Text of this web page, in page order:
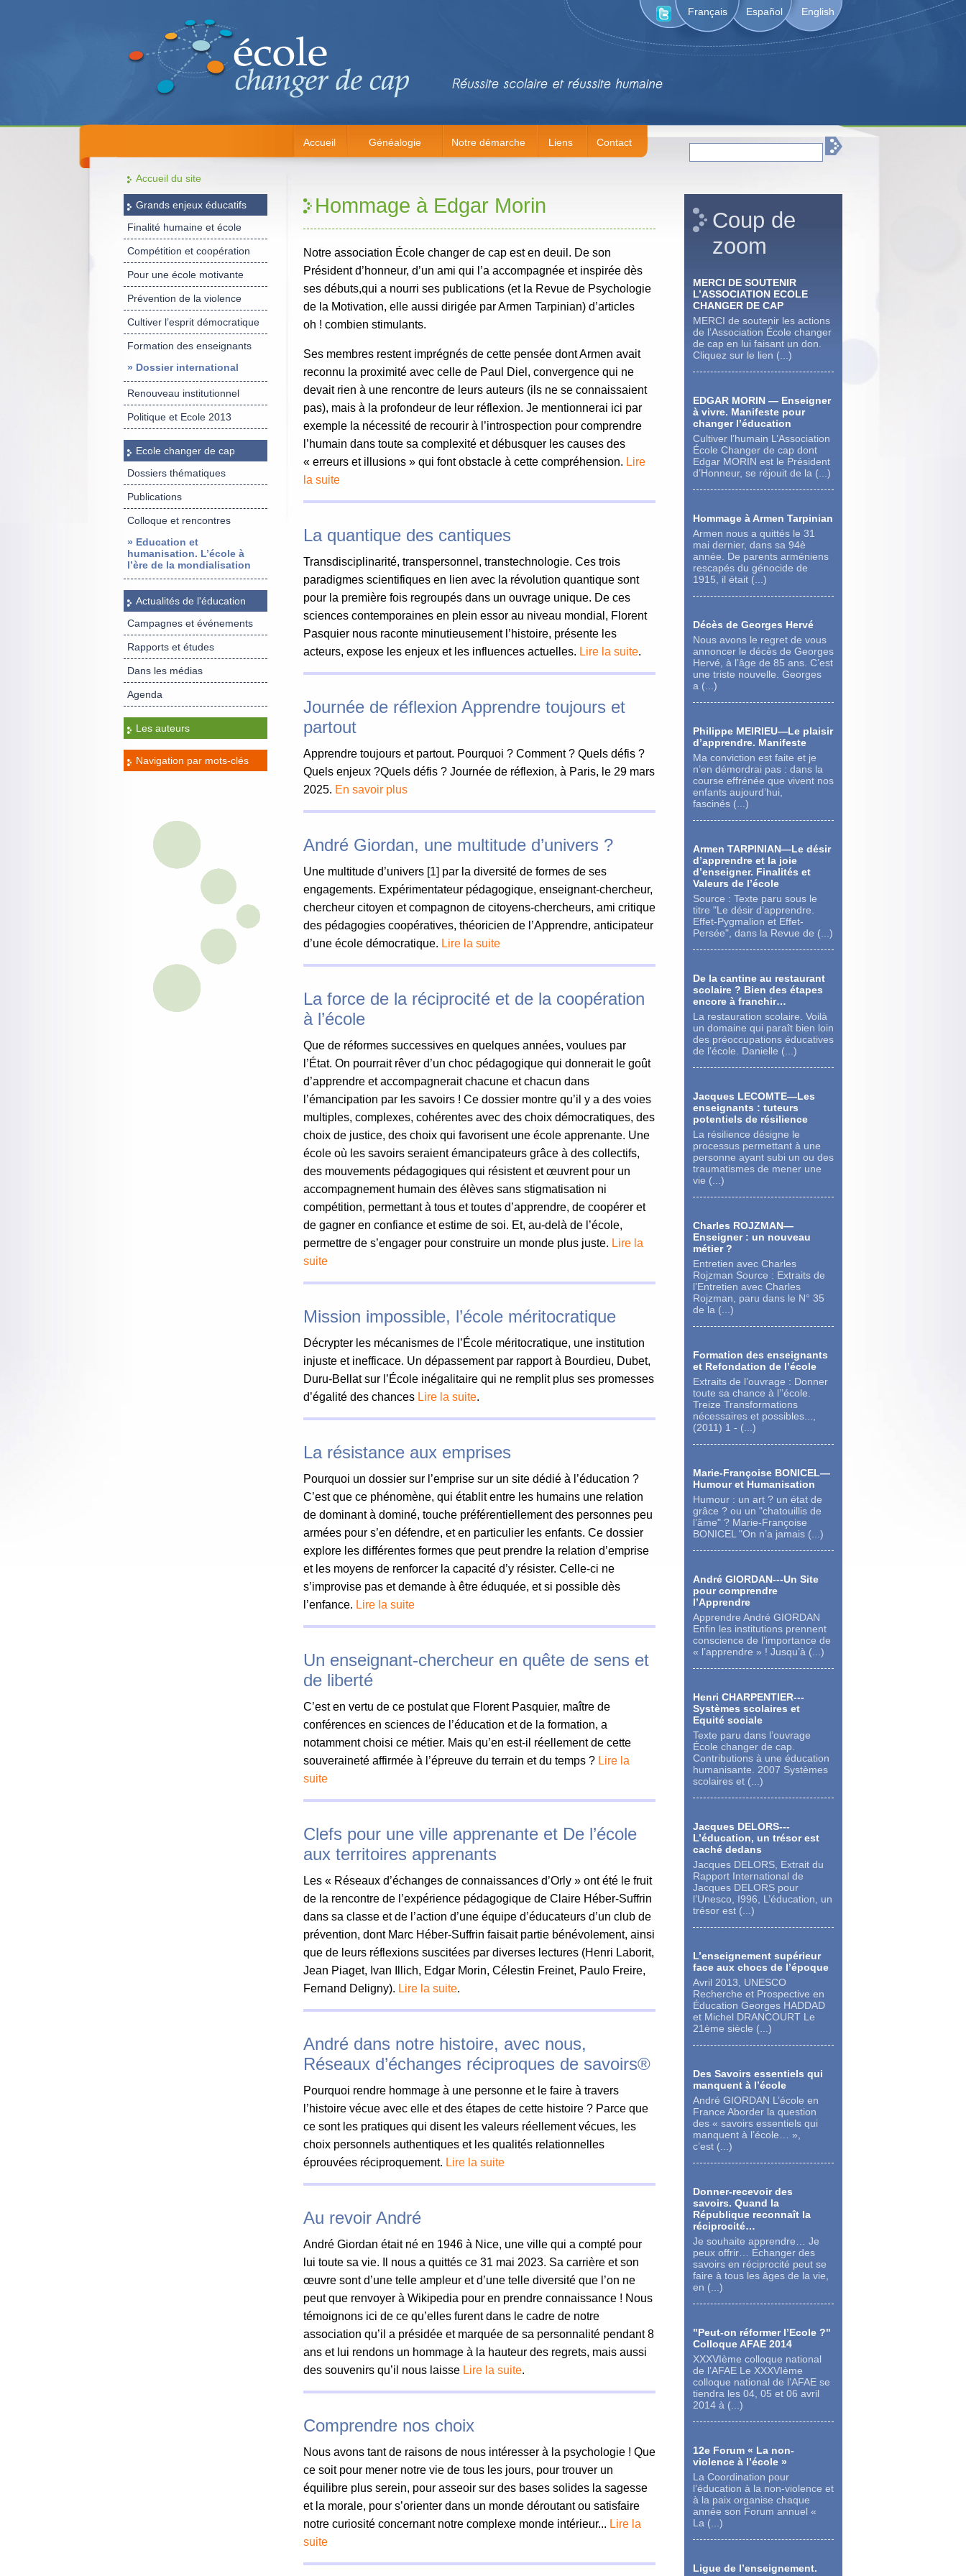
Français Español English
Accueil Généalogie Notre démarche Liens Contact
Accueil du site
Grands enjeux éducatifs
Finalité humaine et école
Compétition et coopération
Pour une école motivante
Prévention de la violence
Cultiver l’esprit démocratique
Formation des enseignants
» Dossier international
Renouveau institutionnel
Politique et Ecole 2013
Ecole changer de cap
Dossiers thématiques
Publications
Colloque et rencontres
» Education et
humanisation. L’école à
l’ère de la mondialisation
Actualités de l'éducation
Campagnes et événements
Rapports et études
Dans les médias
Agenda
Les auteurs
Navigation par mots-clés
Hommage à Edgar Morin
Notre association École changer de cap est en deuil. De son
Président d’honneur, d’un ami qui l’a accompagnée et inspirée dès
ses débuts,qui a nourri ses publications (et la Revue de Psychologie
de la Motivation, elle aussi dirigée par Armen Tarpinian) d’articles
oh ! combien stimulants.
Ses membres restent imprégnés de cette pensée dont Armen avait
reconnu la proximité avec celle de Paul Diel, convergence qui ne
devait rien à une rencontre de leurs auteurs (ils ne se connaissaient
pas), mais à la profondeur de leur réflexion. Je mentionnerai ici par
exemple la nécessité de recourir à l’introspection pour comprendre
l’humain dans toute sa complexité et débusquer les causes des
« erreurs et illusions » qui font obstacle à cette compréhension. Lire
la suite
La quantique des cantiques
Transdisciplinarité, transpersonnel, transtechnologie. Ces trois
paradigmes scientifiques en lien avec la révolution quantique sont
pour la première fois regroupés dans un ouvrage unique. De ces
sciences contemporaines en plein essor au niveau mondial, Florent
Pasquier nous raconte minutieusement l’histoire, présente les
acteurs, expose les enjeux et les influences actuelles. Lire la suite.
Journée de réflexion Apprendre toujours et
partout
Apprendre toujours et partout. Pourquoi ? Comment ? Quels défis ?
Quels enjeux ?Quels défis ? Journée de réflexion, à Paris, le 29 mars
2025. En savoir plus
André Giordan, une multitude d’univers ?
Une multitude d’univers [1] par la diversité de formes de ses
engagements. Expérimentateur pédagogique, enseignant-chercheur,
chercheur citoyen et compagnon de citoyens-chercheurs, ami critique
des pédagogies coopératives, théoricien de l’Apprendre, anticipateur
d’une école démocratique. Lire la suite
La force de la réciprocité et de la coopération
à l’école
Que de réformes successives en quelques années, voulues par
l’État. On pourrait rêver d’un choc pédagogique qui donnerait le goût
d’apprendre et accompagnerait chacune et chacun dans
l’émancipation par les savoirs ! Ce dossier montre qu’il y a des voies
multiples, complexes, cohérentes avec des choix démocratiques, des
choix de justice, des choix qui favorisent une école apprenante. Une
école où les savoirs seraient émancipateurs grâce à des collectifs,
des mouvements pédagogiques qui résistent et œuvrent pour un
accompagnement humain des élèves sans stigmatisation ni
compétition, permettant à tous et toutes d’apprendre, de coopérer et
de gagner en confiance et estime de soi. Et, au-delà de l’école,
permettre de s’engager pour construire un monde plus juste. Lire la
suite
Mission impossible, l’école méritocratique
Décrypter les mécanismes de l’École méritocratique, une institution
injuste et inefficace. Un dépassement par rapport à Bourdieu, Dubet,
Duru-Bellat sur l’École inégalitaire qui ne remplit plus ses promesses
d’égalité des chances Lire la suite.
La résistance aux emprises
Pourquoi un dossier sur l’emprise sur un site dédié à l’éducation ?
C’est que ce phénomène, qui établit entre les humains une relation
de dominant à dominé, touche préférentiellement des personnes peu
armées pour s’en défendre, et en particulier les enfants. Ce dossier
explore les différentes formes que peut prendre la relation d’emprise
et les moyens de renforcer la capacité d’y résister. Celle-ci ne
s’improvise pas et demande à être éduquée, et si possible dès
l’enfance. Lire la suite
Un enseignant-chercheur en quête de sens et
de liberté
C’est en vertu de ce postulat que Florent Pasquier, maître de
conférences en sciences de l’éducation et de la formation, a
notamment choisi ce métier. Mais qu’en est-il réellement de cette
souveraineté affirmée à l’épreuve du terrain et du temps ? Lire la
suite
Clefs pour une ville apprenante et De l’école
aux territoires apprenants
Les « Réseaux d’échanges de connaissances d’Orly » ont été le fruit
de la rencontre de l’expérience pédagogique de Claire Héber-Suffrin
dans sa classe et de l’action d’une équipe d’éducateurs d’un club de
prévention, dont Marc Héber-Suffrin faisait partie bénévolement, ainsi
que de leurs réflexions suscitées par diverses lectures (Henri Laborit,
Jean Piaget, Ivan Illich, Edgar Morin, Célestin Freinet, Paulo Freire,
Fernand Deligny). Lire la suite.
André dans notre histoire, avec nous,
Réseaux d’échanges réciproques de savoirs®
Pourquoi rendre hommage à une personne et le faire à travers
l’histoire vécue avec elle et des étapes de cette histoire ? Parce que
ce sont les pratiques qui disent les valeurs réellement vécues, les
choix personnels authentiques et les qualités relationnelles
éprouvées réciproquement. Lire la suite
Au revoir André
André Giordan était né en 1946 à Nice, une ville qui a compté pour
lui toute sa vie. Il nous a quittés ce 31 mai 2023. Sa carrière et son
œuvre sont d’une telle ampleur et d’une telle diversité que l’on ne
peut que renvoyer à Wikipedia pour en prendre connaissance ! Nous
témoignons ici de ce qu’elles furent dans le cadre de notre
association qu’il a présidée et marquée de sa personnalité pendant 8
ans et lui rendons un hommage à la hauteur des regrets, mais aussi
des souvenirs qu’il nous laisse Lire la suite.
Comprendre nos choix
Nous avons tant de raisons de nous intéresser à la psychologie ! Que
ce soit pour mener notre vie de tous les jours, pour trouver un
équilibre plus serein, pour asseoir sur des bases solides la sagesse
et la morale, pour s’orienter dans un monde déroutant ou satisfaire
notre curiosité concernant notre complexe monde intérieur... Lire la
suite
Coup de
zoom
MERCI DE SOUTENIR
L’ASSOCIATION ECOLE
CHANGER DE CAP
MERCI de soutenir les actions
de l’Association École changer
de cap en lui faisant un don.
Cliquez sur le lien (...)
EDGAR MORIN — Enseigner
à vivre. Manifeste pour
changer l’éducation
Cultiver l’humain L’Association
École Changer de cap dont
Edgar MORIN est le Président
d’Honneur, se réjouit de la (...)
Hommage à Armen Tarpinian
Armen nous a quittés le 31
mai dernier, dans sa 94è
année. De parents arméniens
rescapés du génocide de
1915, il était (...)
Décès de Georges Hervé
Nous avons le regret de vous
annoncer le décès de Georges
Hervé, à l’âge de 85 ans. C’est
une triste nouvelle. Georges
a (...)
Philippe MEIRIEU—Le plaisir
d’apprendre. Manifeste
Ma conviction est faite et je
n’en démordrai pas : dans la
course effrénée que vivent nos
enfants aujourd’hui,
fascinés (...)
Armen TARPINIAN—Le désir
d’apprendre et la joie
d’enseigner. Finalités et
Valeurs de l’école
Source : Texte paru sous le
titre "Le désir d’apprendre.
Effet-Pygmalion et Effet-
Persée", dans la Revue de (...)
De la cantine au restaurant
scolaire ? Bien des étapes
encore à franchir…
La restauration scolaire. Voilà
un domaine qui paraît bien loin
des préoccupations éducatives
de l’école. Danielle (...)
Jacques LECOMTE—Les
enseignants : tuteurs
potentiels de résilience
La résilience désigne le
processus permettant à une
personne ayant subi un ou des
traumatismes de mener une
vie (...)
Charles ROJZMAN—
Enseigner : un nouveau
métier ?
Entretien avec Charles
Rojzman Source : Extraits de
l’Entretien avec Charles
Rojzman, paru dans le N° 35
de la (...)
Formation des enseignants
et Refondation de l’école
Extraits de l’ouvrage : Donner
toute sa chance à l’’école.
Treize Transformations
nécessaires et possibles...,
(2011) 1 - (...)
Marie-Françoise BONICEL—
Humour et Humanisation
Humour : un art ? un état de
grâce ? ou un "chatouillis de
l’âme" ? Marie-Françoise
BONICEL "On n’a jamais (...)
André GIORDAN---Un Site
pour comprendre
l’Apprendre
Apprendre André GIORDAN
Enfin les institutions prennent
conscience de l’importance de
« l’apprendre » ! Jusqu’à (...)
Henri CHARPENTIER---
Systèmes scolaires et
Equité sociale
Texte paru dans l’ouvrage
École changer de cap.
Contributions à une éducation
humanisante. 2007 Systèmes
scolaires et (...)
Jacques DELORS---
L’éducation, un trésor est
caché dedans
Jacques DELORS, Extrait du
Rapport International de
Jacques DELORS pour
l’Unesco, I996, L’éducation, un
trésor est (...)
L’enseignement supérieur
face aux chocs de l’époque
Avril 2013, UNESCO
Recherche et Prospective en
Éducation Georges HADDAD
et Michel DRANCOURT Le
21ème siècle (...)
Des Savoirs essentiels qui
manquent à l’école
André GIORDAN L’école en
France Aborder la question
des « savoirs essentiels qui
manquent à l’école… »,
c’est (...)
Donner-recevoir des
savoirs. Quand la
République reconnaît la
réciprocité…
Je souhaite apprendre… Je
peux offrir… Échanger des
savoirs en réciprocité peut se
faire à tous les âges de la vie,
en (...)
"Peut-on réformer l’Ecole ?"
Colloque AFAE 2014
XXXVIème colloque national
de l’AFAE Le XXXVIème
colloque national de l’AFAE se
tiendra les 04, 05 et 06 avril
2014 à (...)
12e Forum « La non-
violence à l’école »
La Coordination pour
l’éducation à la non-violence et
à la paix organise chaque
année son Forum annuel «
La (...)
Ligue de l’enseignement.